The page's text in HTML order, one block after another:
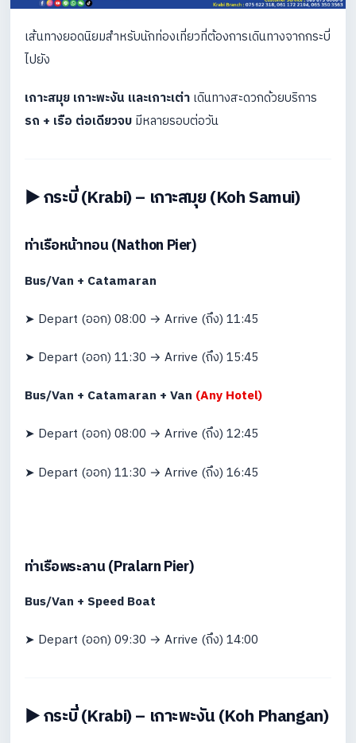
เส้นทางยอดนิยมสำหรับนักท่องเที่ยวที่ต้องการเดินทางจากกระบี่
ไปยัง
เกาะสมุย เกาะพะงัน และเกาะเต่าเดินทางสะดวกด้วยบริการ
รถ + เรือ ต่อเดียวจบมีหลายรอบต่อวัน
▶️ กระบี่ (Krabi) – เกาะสมุย (Koh Samui)
ท่าเรือหน้าทอน (Nathon Pier)
Bus/Van + Catamaran
➤ Depart (ออก) 08:00 → Arrive (ถึง) 11:45
➤ Depart (ออก) 11:30 → Arrive (ถึง) 15:45
Bus/Van + Catamaran + Van (Any Hotel)
➤ Depart (ออก) 08:00 → Arrive (ถึง) 12:45
➤ Depart (ออก) 11:30 → Arrive (ถึง) 16:45
ท่าเรือพระลาน (Pralarn Pier)
Bus/Van + Speed Boat
➤ Depart (ออก) 09:30 → Arrive (ถึง) 14:00
▶️ กระบี่ (Krabi) – เกาะพะงัน (Koh Phangan)